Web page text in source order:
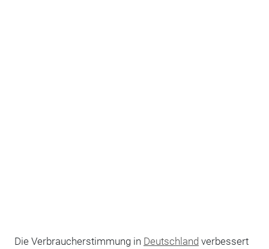
Die Verbraucherstimmung in Deutschland verbessert